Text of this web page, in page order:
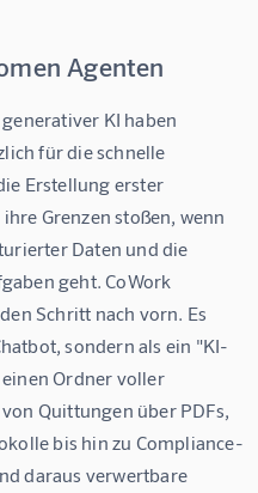
Agenten
KI haben
für die schnelle
Erstellung erster
Grenzen stoßen, wenn
Daten und die
geht. CoWork
Schritt nach vorn. Es
sondern als ein "KI-
Ordner voller
Quittungen über PDFs,
bis hin zu Compliance-
daraus verwertbare